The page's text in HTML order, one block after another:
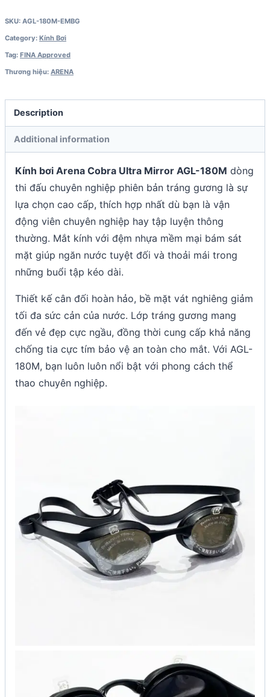
SKU: AGL-180M-EMBG
Category: Kính Bơi
Tag: FINA Approved
Thương hiệu: ARENA
Description
Additional information
Kính bơi Arena Cobra Ultra Mirror AGL-180M dòng
thi đấu chuyên nghiệp phiên bản tráng gương là sự
lựa chọn cao cấp, thích hợp nhất dù bạn là vận
động viên chuyên nghiệp hay tập luyện thông
thường. Mắt kính với đệm nhựa mềm mại bám sát
mặt giúp ngăn nước tuyệt đối và thoải mái trong
những buổi tập kéo dài.
Thiết kế cân đối hoàn hảo, bề mặt vát nghiêng giảm
tối đa sức cản của nước. Lớp tráng gương mang
đến vẻ đẹp cực ngầu, đồng thời cung cấp khả năng
chống tia cực tím bảo vệ an toàn cho mắt. Với AGL-
180M, bạn luôn luôn nổi bật với phong cách thể
thao chuyên nghiệp.